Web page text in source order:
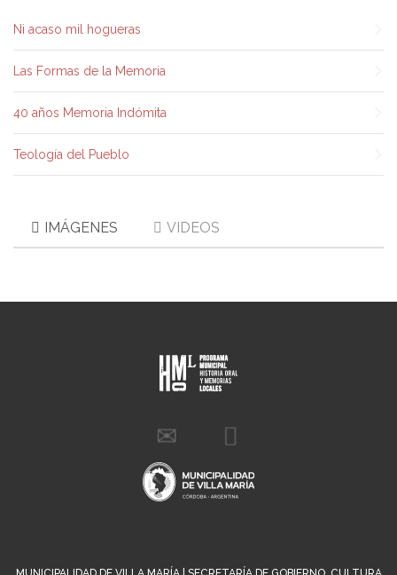
Ni acaso mil hogueras
Las Formas de la Memoria
40 años Memoria Indómita
Teología del Pueblo
IMÁGENES VIDEOS